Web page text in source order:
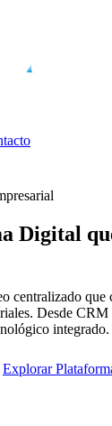
Digital
centralizado que
Desde
integrado.
Explorar